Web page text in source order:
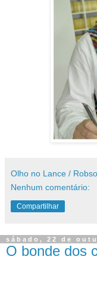
Olho no Lance /
Nenhum comentário:
Compartilhar
sábado, 22 de
O bonde dos